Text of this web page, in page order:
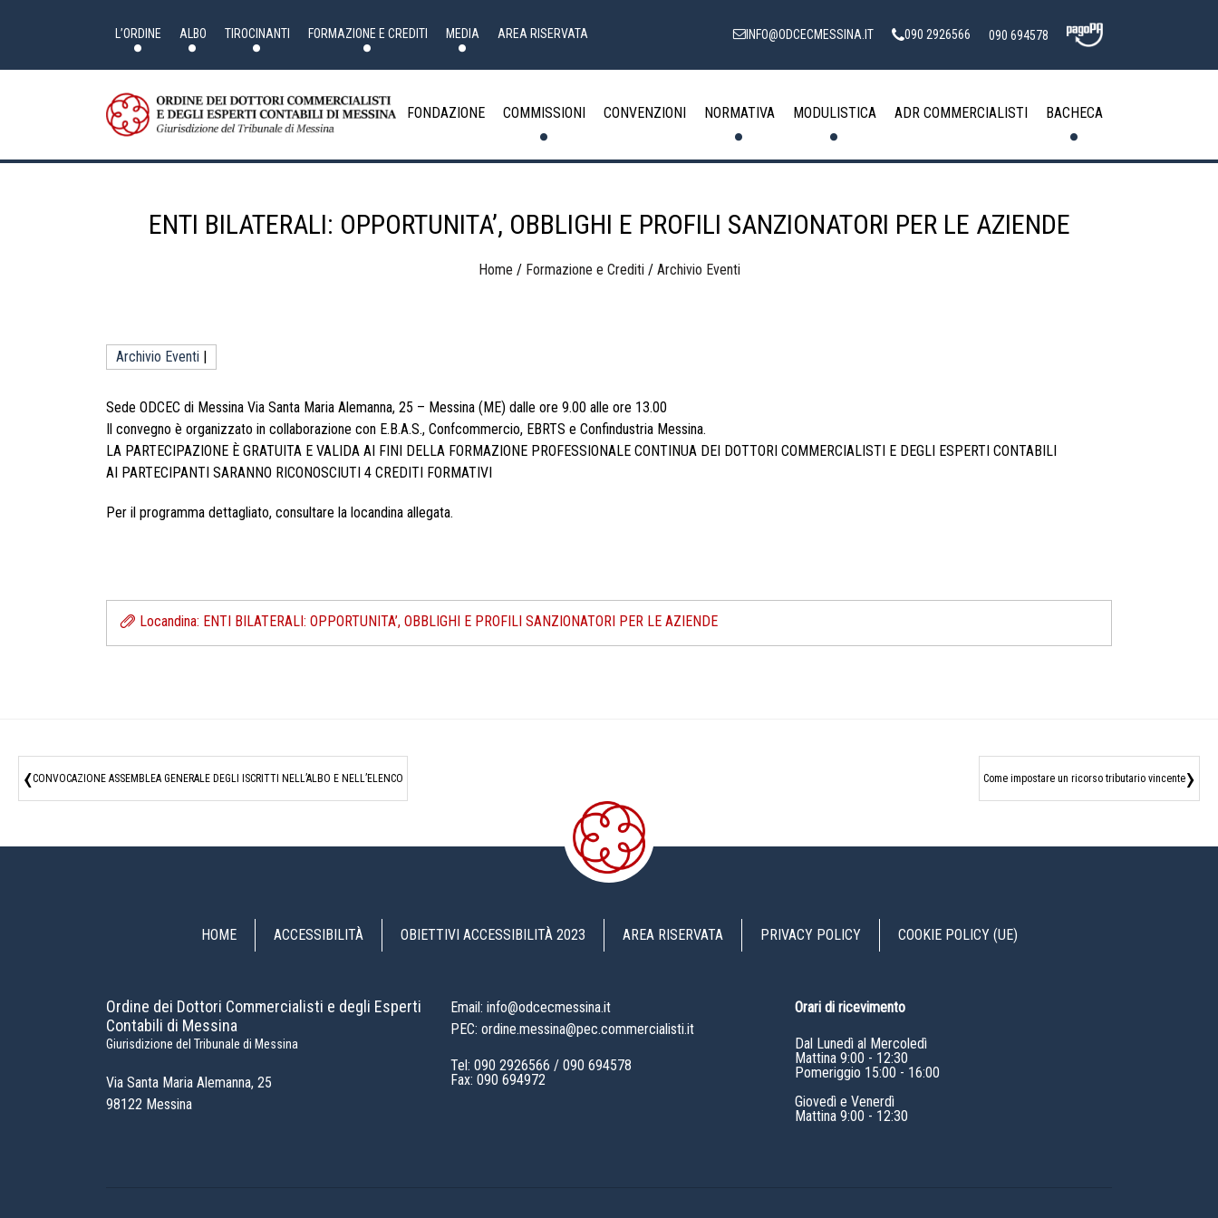
L’ORDINE ALBO TIROCINANTI FORMAZIONE E CREDITI MEDIA AREA RISERVATA INFO@ODCECMESSINA.IT 090 2926566 090 694578
FONDAZIONE COMMISSIONI CONVENZIONI NORMATIVA MODULISTICA ADR COMMERCIALISTI BACHECA
ENTI BILATERALI: OPPORTUNITA’, OBBLIGHI E PROFILI SANZIONATORI PER LE AZIENDE
Home / Formazione e Crediti / Archivio Eventi
Archivio Eventi
Sede ODCEC di Messina Via Santa Maria Alemanna, 25 – Messina (ME) dalle ore 9.00 alle ore 13.00
Il convegno è organizzato in collaborazione con E.B.A.S., Confcommercio, EBRTS e Confindustria Messina.
LA PARTECIPAZIONE È GRATUITA E VALIDA AI FINI DELLA FORMAZIONE PROFESSIONALE CONTINUA DEI DOTTORI COMMERCIALISTI E DEGLI ESPERTI CONTABILI
AI PARTECIPANTI SARANNO RICONOSCIUTI 4 CREDITI FORMATIVI
Per il programma dettagliato, consultare la locandina allegata.
Locandina: ENTI BILATERALI: OPPORTUNITA’, OBBLIGHI E PROFILI SANZIONATORI PER LE AZIENDE
‹CONVOCAZIONE ASSEMBLEA GENERALE DEGLI ISCRITTI NELL’ALBO E NELL’ELENCO Come impostare un ricorso tributario vincente›
HOME ACCESSIBILITÀ OBIETTIVI ACCESSIBILITÀ 2023 AREA RISERVATA PRIVACY POLICY COOKIE POLICY (UE)
Ordine dei Dottori Commercialisti e degli Esperti
Contabili di Messina
Giurisdizione del Tribunale di Messina
Via Santa Maria Alemanna, 25
98122 Messina
Email: info@odcecmessina.it
PEC: ordine.messina@pec.commercialisti.it
Tel: 090 2926566 / 090 694578
Fax: 090 694972
Orari di ricevimento
Dal Lunedì al Mercoledì
Mattina 9:00 - 12:30
Pomeriggio 15:00 - 16:00
Giovedì e Venerdì
Mattina 9:00 - 12:30